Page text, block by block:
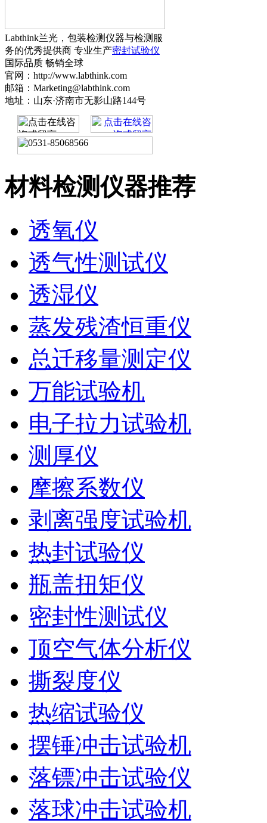
Labthink兰光，包装检测仪器与检测服
务的优秀提供商 专业生产密封试验仪
国际品质 畅销全球
官网：http://www.labthink.com
邮箱：Marketing@labthink.com
地址：山东·济南市无影山路144号
材料检测仪器推荐
透氧仪
透气性测试仪
透湿仪
蒸发残渣恒重仪
总迁移量测定仪
万能试验机
电子拉力试验机
测厚仪
摩擦系数仪
剥离强度试验机
热封试验仪
瓶盖扭矩仪
密封性测试仪
顶空气体分析仪
撕裂度仪
热缩试验仪
摆锤冲击试验机
落镖冲击试验仪
落球冲击试验机